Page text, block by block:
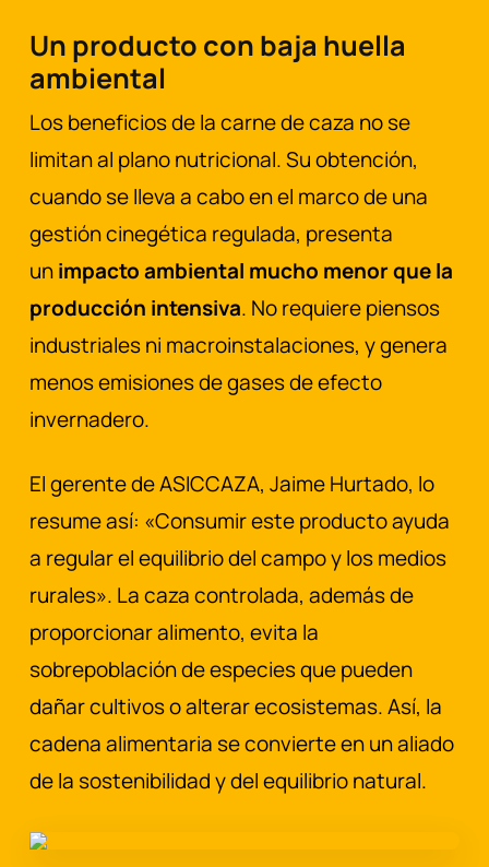
Un producto con baja huella
ambiental
Los beneficios de la carne de caza no se
limitan al plano nutricional. Su obtención,
cuando se lleva a cabo en el marco de una
gestión cinegética regulada, presenta
unimpacto ambiental mucho menor que la
producción intensiva. No requiere piensos
industriales ni macroinstalaciones, y genera
menos emisiones de gases de efecto
invernadero.
El gerente de ASICCAZA, Jaime Hurtado, lo
resume así: «Consumir este producto ayuda
a regular el equilibrio del campo y los medios
rurales». La caza controlada, además de
proporcionar alimento, evita la
sobrepoblación de especies que pueden
dañar cultivos o alterar ecosistemas. Así, la
cadena alimentaria se convierte en un aliado
de la sostenibilidad y del equilibrio natural.